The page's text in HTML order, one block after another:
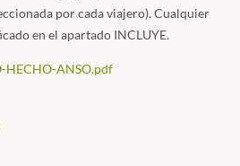
por cada viajero). Cualquier
en el apartado INCLUYE.
HECHO-ANSO.pdf